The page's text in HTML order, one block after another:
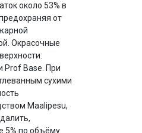
около 53% в
от
Окрасочные
Prof Base. При
сухими
Maalipesu,
5% по объёму